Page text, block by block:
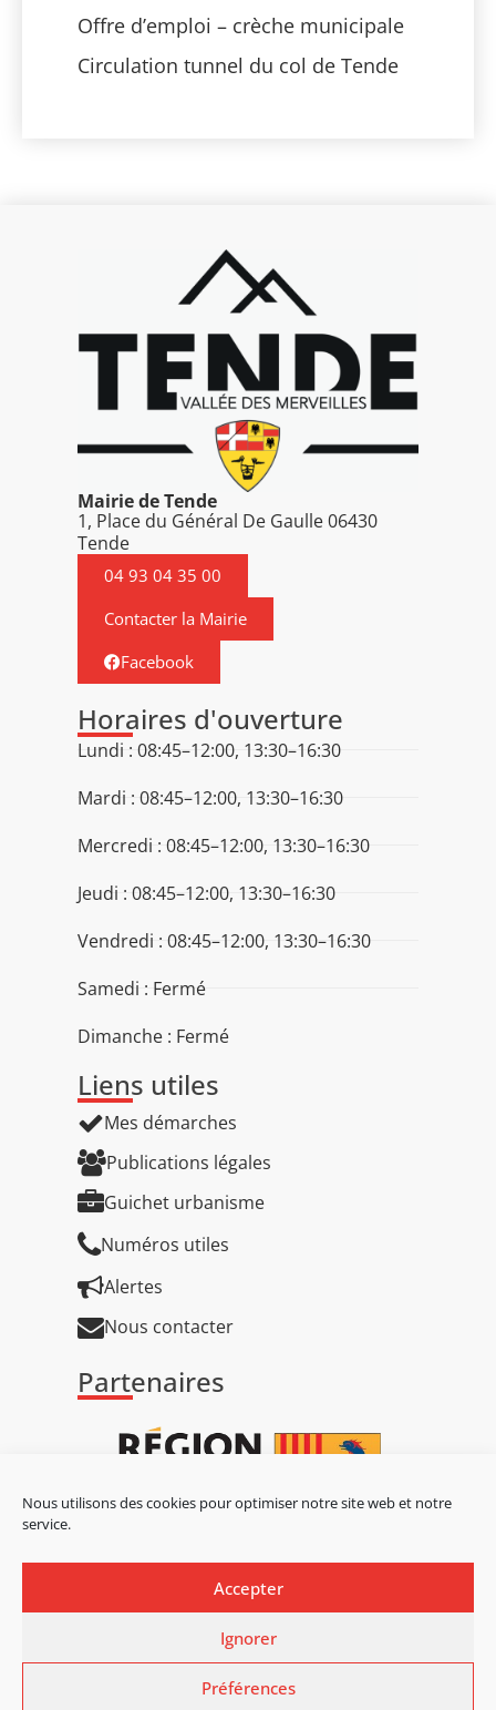
Nous utilisons des cookies pour optimiser notre site web et notre
service.
Accepter
Ignorer
Préférences
Offre d’emploi – crèche municipale
Circulation tunnel du col de Tende
Mairie de Tende
1, Place du Général De Gaulle 06430
Tende
04 93 04 35 00
Contacter la Mairie
Facebook
Horaires d'ouverture
Lundi : 08:45–12:00, 13:30–16:30
Mardi : 08:45–12:00, 13:30–16:30
Mercredi : 08:45–12:00, 13:30–16:30
Jeudi : 08:45–12:00, 13:30–16:30
Vendredi : 08:45–12:00, 13:30–16:30
Samedi : Fermé
Dimanche : Fermé
Liens utiles
Mes démarches
Publications légales
Guichet urbanisme
Numéros utiles
Alertes
Nous contacter
Partenaires